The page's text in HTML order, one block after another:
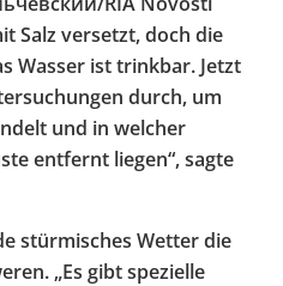
Salz versetzt, doch die
Wasser ist trinkbar. Jetzt
durch, um
und in welcher
entfernt liegen“, sagte
stürmisches Wetter die
„Es gibt spezielle